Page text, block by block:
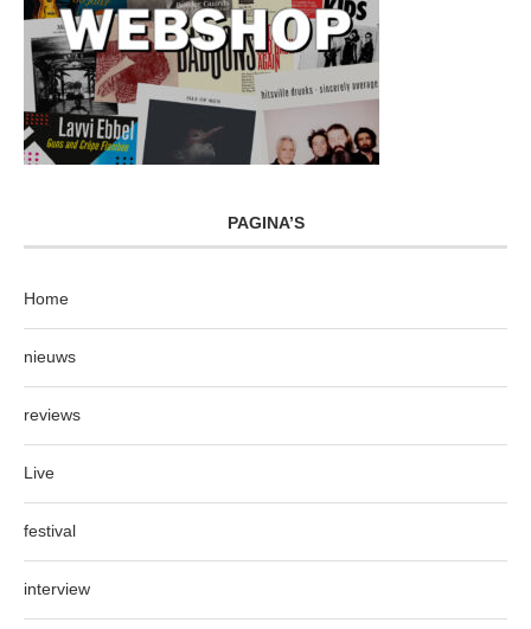
PAGINA’S
Home
nieuws
reviews
Live
festival
interview